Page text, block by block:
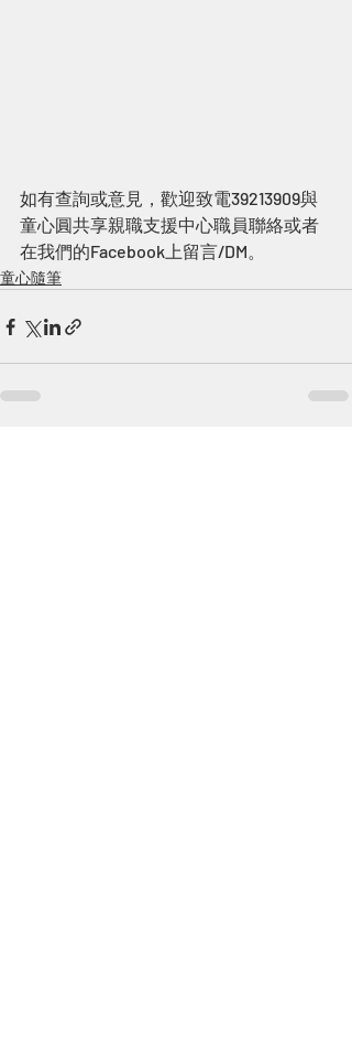
如有查詢或意見，歡迎致電39213909與
童心圓共享親職支援中心職員聯絡或者
在我們的Facebook上留言/DM。
童心隨筆